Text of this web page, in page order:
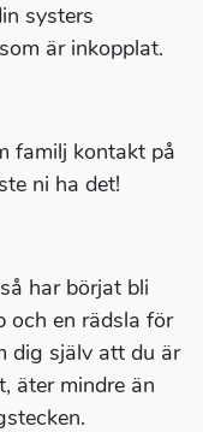
systers
är inkopplat.
familj kontakt på
ni ha det!
har börjat bli
och en rädsla för
dig själv att du är
äter mindre än